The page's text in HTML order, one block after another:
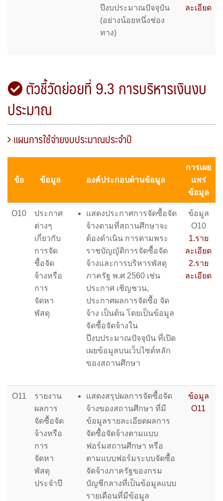
ปีงบประมาณปัจจุบัน
(อย่างน้อยหนึ่งช่อง
ทาง)
ละเอียด
ตัวชี้วัดย่อยที่ 9.3 การบริหารเงินงบ
ประมาณ
แผนการใช้จ่ายงบประมาณประจำปี
ข้อ ข้อมูล องค์ประกอบด้านข้อมูล
การเผย
แพร่
ข้อมูล
O10
ประกาศ
ต่างๆ
เกี่ยวกับ
การจัด
ซื้อจัด
จ้างหรือ
การ
จัดหา
พัสดุ
แสดงประกาศการจัดซื้อจัด
จ้างตามที่สถานศึกษาจะ
ต้องดำเนิน การตามพระ
ราชบัญญัติการจัดซื้อจัด
จ้างและการบริหารพัสดุ
ภาครัฐ พ.ศ 2560 เช่น
ประกาศ เชิญชวน,
ประกาศผลการจัดซื้อ จัด
จ้าง เป็นต้น โดยเป็นข้อมูล
จัดซื้อจัดจ้างใน
ปีงบประมาณปัจจุบัน ที่เปิด
เผยข้อมูลบนเว็บไซต์หลัก
ของสถานศึกษา
ข้อมูล
O10
1.ราย
ละเอียด
2.ราย
ละเอียด
O11
รายงาน
ผลการ
จัดซื้อจัด
จ้างหรือ
การ
จัดหา
พัสดุ
ประจำปี
แสดงสรุปผลการจัดซื้อจัด
จ้างของสถานศึกษา ที่มี
ข้อมูลรายละเอียดผลการ
จัดซื้อจัดจ้างตามแบบ
ฟอร์มสถานศึกษา หรือ
ตามแบบฟอร์มระบบจัดซื้อ
จัดจ้างภาครัฐของกรม
บัญชีกลางที่เป็นข้อมูลแบบ
รายเดือนที่มีข้อมูล
ข้อมูล
O11